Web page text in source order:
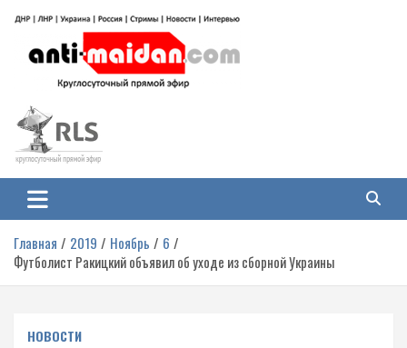
содержимому
Антимайдан: Гражданская война
на Украине
гражданской войне на Украине, включая события в Новороссии, ДНР,
ЛНР и других регионах.
Главная 2019 Ноябрь
6
Футболист Ракицкий объявил об уходе из сборной Украины
НОВОСТИ